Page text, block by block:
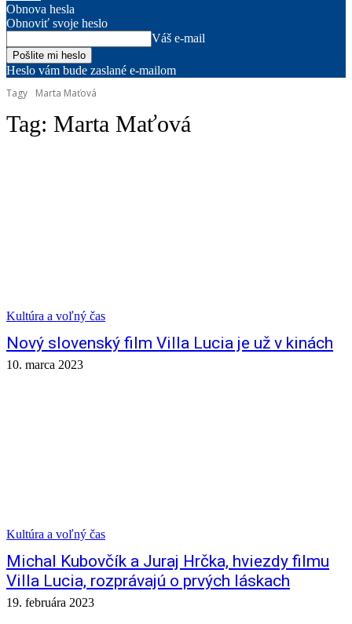
Obnova hesla
Obnoviť svoje heslo
Váš e-mail
Heslo vám bude zaslané e-mailom
Tagy
Marta Maťová
Tag: Marta Maťová
Kultúra a voľný čas
Nový slovenský film Villa Lucia je už v kinách
10. marca 2023
Kultúra a voľný čas
Michal Kubovčík a Juraj Hrčka, hviezdy filmu
Villa Lucia, rozprávajú o prvých láskach
19. februára 2023